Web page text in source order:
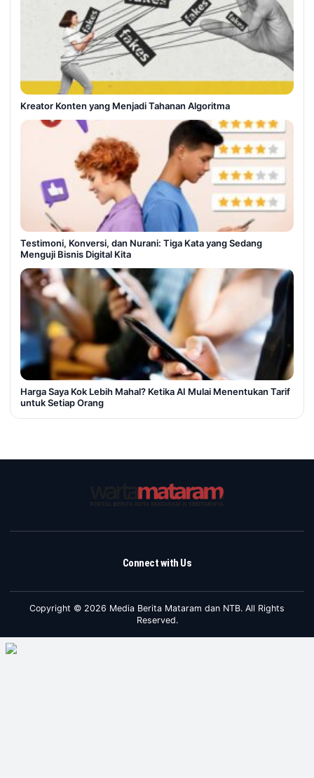
Kreator Konten yang Menjadi Tahanan Algoritma
Testimoni, Konversi, dan Nurani: Tiga Kata yang Sedang
Menguji Bisnis Digital Kita
Harga Saya Kok Lebih Mahal? Ketika AI Mulai Menentukan Tarif
untuk Setiap Orang
Connect with Us
Copyright © 2026 Media Berita Mataram dan NTB. All Rights
Reserved.